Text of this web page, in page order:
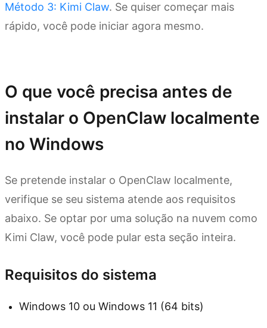
Método 3: Kimi Claw. Se quiser começar mais
rápido, você pode iniciar agora mesmo.
O que você precisa antes de
instalar o OpenClaw localmente
no Windows
Se pretende instalar o OpenClaw localmente,
verifique se seu sistema atende aos requisitos
abaixo. Se optar por uma solução na nuvem como
Kimi Claw, você pode pular esta seção inteira.
Requisitos do sistema
Windows 10 ou Windows 11 (64 bits)